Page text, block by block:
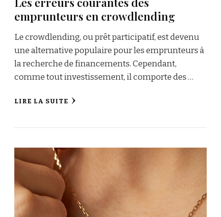
emprunteurs en crowdlending
Le crowdlending, ou prêt participatif, est devenu
une alternative populaire pour les emprunteurs à
la recherche de financements. Cependant,
comme tout investissement, il comporte des …
LIRE LA SUITE